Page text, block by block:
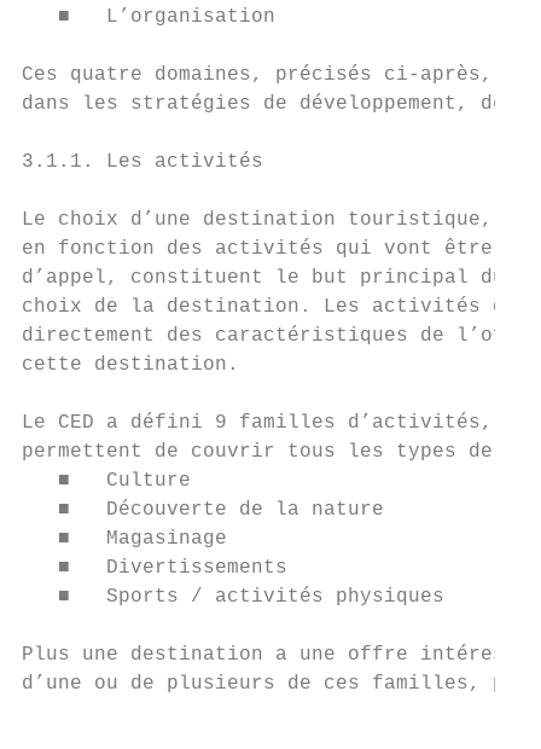
   ■   L’organisation
Ces quatre domaines, précisés ci-après,
dans les stratégies de développement, de
3.1.1. Les activités
Le choix d’une destination touristique,
en fonction des activités qui vont être
d’appel, constituent le but principal du
choix de la destination. Les activités qui
directement des caractéristiques de
cette destination.
Le CED a défini 9 familles d’activités,
permettent de couvrir tous les types de
■   Culture
■   Découverte de la nature
■   Magasinage
■   Divertissements
   ■   Sports / activités physiques
Plus une destination a une offre
d’une ou de plusieurs de ces familles,